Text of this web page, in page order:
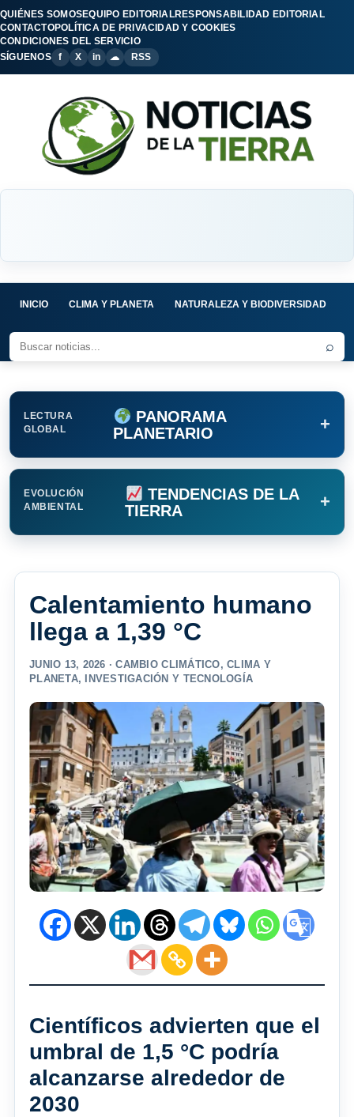
QUIÉNES SOMOSEQUIPO EDITORIALRESPONSABILIDAD EDITORIAL
CONTACTOPOLÍTICA DE PRIVACIDAD Y COOKIES
CONDICIONES DEL SERVICIO
SÍGUENOS
f X in ☁ RSS
INICIO CLIMA Y PLANETA NATURALEZA Y BIODIVERSIDAD
⌕
LECTURA
GLOBAL
PANORAMA
PLANETARIO
+
EVOLUCIÓN
AMBIENTAL
TENDENCIAS DE LA
TIERRA
+
Calentamiento humano
llega a 1,39 °C
JUNIO 13, 2026 ·CAMBIO CLIMÁTICO,CLIMA Y
PLANETA, INVESTIGACIÓN Y TECNOLOGÍA
Científicos advierten que el
umbral de 1,5 °C podría
alcanzarse alrededor de
2030